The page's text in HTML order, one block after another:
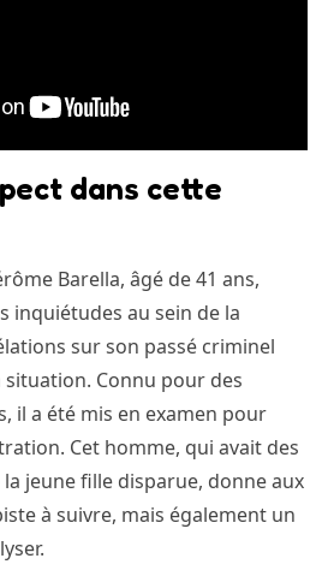
dans cette
Barella, âgé de 41 ans,
inquiétudes au sein de la
sur son passé criminel
situation. Connu pour des
il a été mis en examen pour
Cet homme, qui avait des
jeune fille disparue, donne aux
à suivre, mais également un